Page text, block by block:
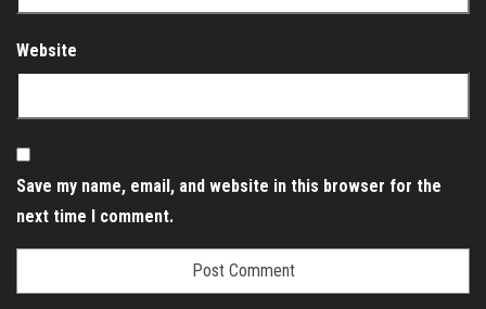
Website
Save my name, email, and website in this browser for the
next time I comment.